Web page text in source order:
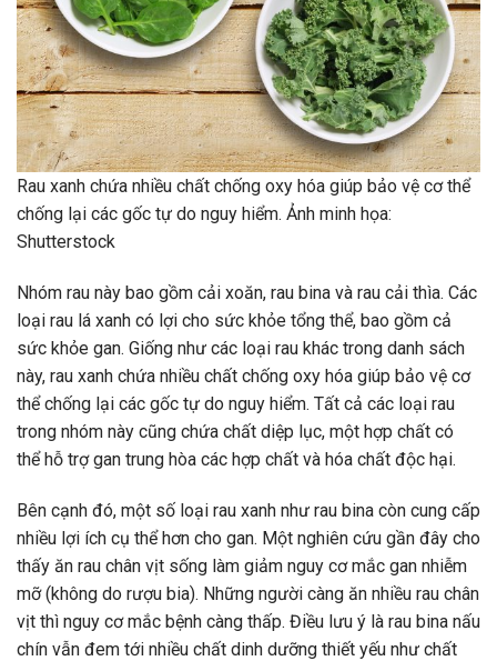
Rau xanh chứa nhiều chất chống oxy hóa giúp bảo vệ cơ thể
chống lại các gốc tự do nguy hiểm. Ảnh minh họa:
Shutterstock
Nhóm rau này bao gồm cải xoăn, rau bina và rau cải thìa. Các
loại rau lá xanh có lợi cho sức khỏe tổng thể, bao gồm cả
sức khỏe gan. Giống như các loại rau khác trong danh sách
này, rau xanh chứa nhiều chất chống oxy hóa giúp bảo vệ cơ
thể chống lại các gốc tự do nguy hiểm. Tất cả các loại rau
trong nhóm này cũng chứa chất diệp lục, một hợp chất có
thể hỗ trợ gan trung hòa các hợp chất và hóa chất độc hại.
Bên cạnh đó, một số loại rau xanh như rau bina còn cung cấp
nhiều lợi ích cụ thể hơn cho gan. Một nghiên cứu gần đây cho
thấy ăn rau chân vịt sống làm giảm nguy cơ mắc gan nhiễm
mỡ (không do rượu bia). Những người càng ăn nhiều rau chân
vịt thì nguy cơ mắc bệnh càng thấp. Điều lưu ý là rau bina nấu
chín vẫn đem tới nhiều chất dinh dưỡng thiết yếu như chất